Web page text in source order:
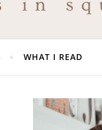
WHAT I READ